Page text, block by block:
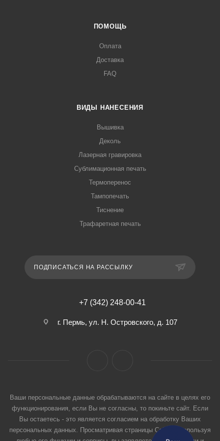
ПОМОЩЬ
Оплата
Доставка
FAQ
ВИДЫ НАНЕСЕНИЯ
Вышивка
Деколь
Лазерная гравировка
Сублимационная печать
Термоперенос
Тампопечать
Тиснение
Трафаретная печать
ПОДПИСАТЬСЯ НА РАССЫЛКУ
+7 (342) 248-00-41
г. Пермь, ул. Н. Островского, д. 107
Ваши персональные данные обрабатываются на сайте в целях его
функционирования, если Вы не согласны, то покиньте сайт. Если
Вы остаетесь - это является согласием на обработку Ваших
персональных данных. Просматривая страницы Сайта и используя